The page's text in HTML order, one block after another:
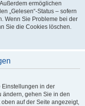
ermöglichen
„Gelesen“-Status – sofern
Wenn Sie Probleme bei der
Sie die Cookies löschen.
Einstellungen in der
ändern, gehen Sie in den
auf der Seite angezeigt,